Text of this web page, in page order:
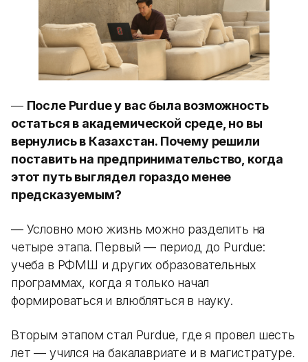
— После Purdue у вас была возможность
остаться в академической среде, но вы
вернулись в Казахстан. Почему решили
поставить на предпринимательство, когда
этот путь выглядел гораздо менее
предсказуемым?
— Условно мою жизнь можно разделить на
четыре этапа. Первый — период до Purdue:
учеба в РФМШ и других образовательных
программах, когда я только начал
формироваться и влюбляться в науку.
Вторым этапом стал Purdue, где я провел шесть
лет — учился на бакалавриате и в магистратуре.